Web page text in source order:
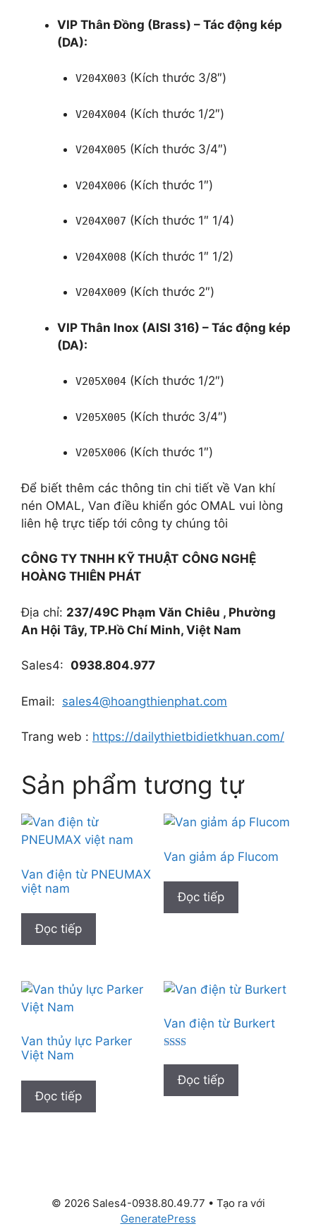
VIP Thân Đồng (Brass) – Tác động kép
(DA):
V204X003 (Kích thước 3/8″)
V204X004(Kích thước 1/2″)
V204X005 (Kích thước 3/4″)
V204X006 (Kích thước 1″)
V204X007 (Kích thước 1″ 1/4)
V204X008 (Kích thước 1″ 1/2)
V204X009 (Kích thước 2″)
VIP Thân Inox (AISI 316) – Tác động kép
(DA):
V205X004(Kích thước 1/2″)
V205X005 (Kích thước 3/4″)
V205X006 (Kích thước 1″)
Để biết thêm các thông tin chi tiết về Van khí
nén OMAL, Van điều khiển góc OMAL vui lòng
liên hệ trực tiếp tới công ty chúng tôi
CÔNG TY TNHH KỸ THUẬT CÔNG NGHỆ
HOÀNG THIÊN PHÁT
Địa chỉ: 237/49C Phạm Văn Chiêu , Phường
An Hội Tây, TP.Hồ Chí Minh, Việt Nam
Sales4: 0938.804.977
Email: sales4@hoangthienphat.com
Trang web : https://dailythietbidietkhuan.com/
Sản phẩm tương tự
Van điện từ PNEUMAX
việt nam
Đọc tiếp
Van giảm áp Flucom
Đọc tiếp
Van thủy lực Parker
Việt Nam
Đọc tiếp
Van điện từ Burkert
c
xếp
hạng
2.00
Đọc tiếp
© 2026 Sales4-0938.80.49.77 • Tạo ra với
GeneratePress